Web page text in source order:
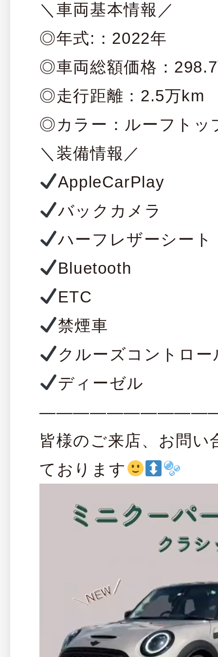
＼車両基本情報／
◎年式:：2022年
◎車両総額価格：
◎走行距離：2.5万km
◎カラー：ルーフトッ
＼装備情報／
AppleCarPlay
バックカメラ
ハーフレザーシート
Bluetooth
ETC
禁煙車
クルーズコントロー
ディーゼル
皆様のご来店、お問い
ております